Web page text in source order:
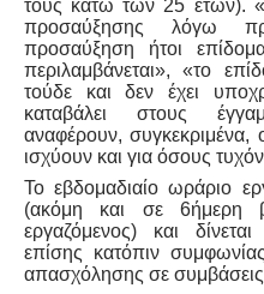
τους κάτω των 25 ετών).
προσαύξησης λόγω
προσαύξηση ήτοι
περιλαμβάνεται», «το
τούδε και δεν έχει
καταβάλει στους
αναφέρουν, συγκεκριμένα,
ισχύουν και για όσους
Το εβδομαδιαίο ωράριο
(ακόμη και σε 6ήμερη
εργαζόμενος) και
επίσης κατόπιν
απασχόλησης σε